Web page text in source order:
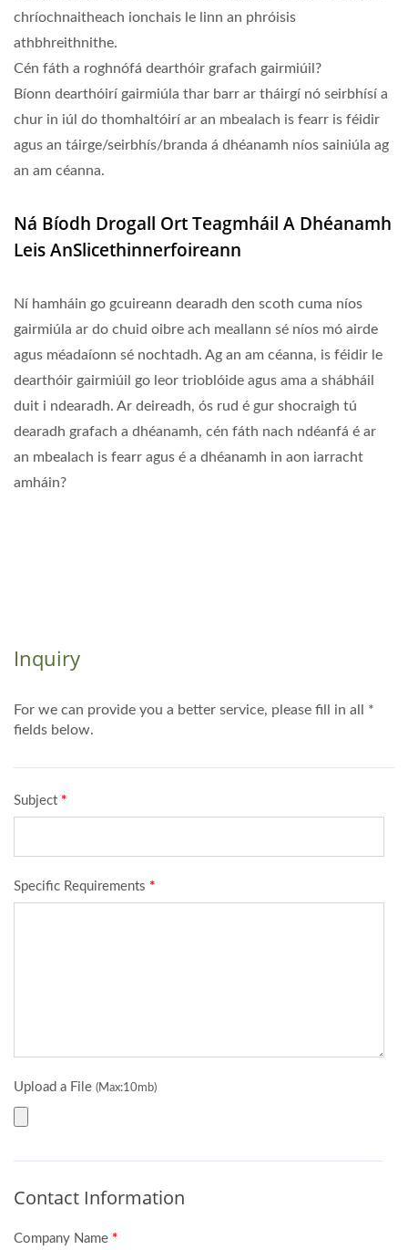
chríochnaitheach ionchais le linn an phróisis
athbhreithnithe.
Cén fáth a roghnófá dearthóir grafach gairmiúil?
Bíonn dearthóirí gairmiúla thar barr ar tháirgí nó seirbhísí a
chur in iúl do thomhaltóirí ar an mbealach is fearr is féidir
agus an táirge/seirbhís/branda á dhéanamh níos sainiúla ag
an am céanna.
Ná Bíodh Drogall Ort Teagmháil A Dhéanamh
Leis AnSlicethinnerfoireann
Ní hamháin go gcuireann dearadh den scoth cuma níos
gairmiúla ar do chuid oibre ach meallann sé níos mó airde
agus méadaíonn sé nochtadh. Ag an am céanna, is féidir le
dearthóir gairmiúil go leor trioblóide agus ama a shábháil
duit i ndearadh. Ar deireadh, ós rud é gur shocraigh tú
dearadh grafach a dhéanamh, cén fáth nach ndéanfá é ar
an mbealach is fearr agus é a dhéanamh in aon iarracht
amháin?